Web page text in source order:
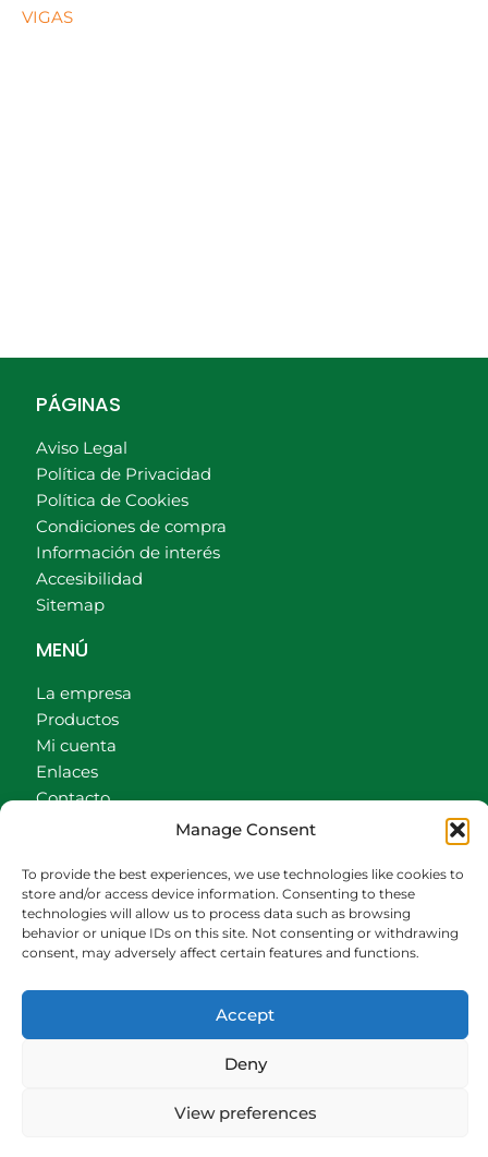
Manage Consent
To provide the best experiences, we use technologies like cookies to
store and/or access device information. Consenting to these
technologies will allow us to process data such as browsing
behavior or unique IDs on this site. Not consenting or withdrawing
consent, may adversely affect certain features and functions.
Accept
Deny
View preferences
VIGAS
PÁGINAS
Aviso Legal
Política de Privacidad
Política de Cookies
Condiciones de compra
Información de interés
Accesibilidad
Sitemap
MENÚ
La empresa
Productos
Mi cuenta
Enlaces
Contacto
CONTACTO
942540013
696426646
609472979
comercial@bediaycabarga.com
Fdez. Hontoria 20. Astillero. 39610 Cantabria
De lunes a viernes de 8:30 a 13:00 y de 15:00 a